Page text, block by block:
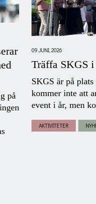
på
09 JUNI, 2026
Träffa SKGS
SKGS är på
kommer inte att
event i år, men
AKTIVITETER